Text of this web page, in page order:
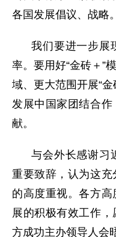
各国发展倡议、战略。
我们要进一步展
率。要用好“金砖＋”
域、更大范围开展“
发展中国家团结合
献。
与会外长感谢习
重要致辞，认为这
的高度重视。各方
展的积极有效工作
方成功主办领导人会